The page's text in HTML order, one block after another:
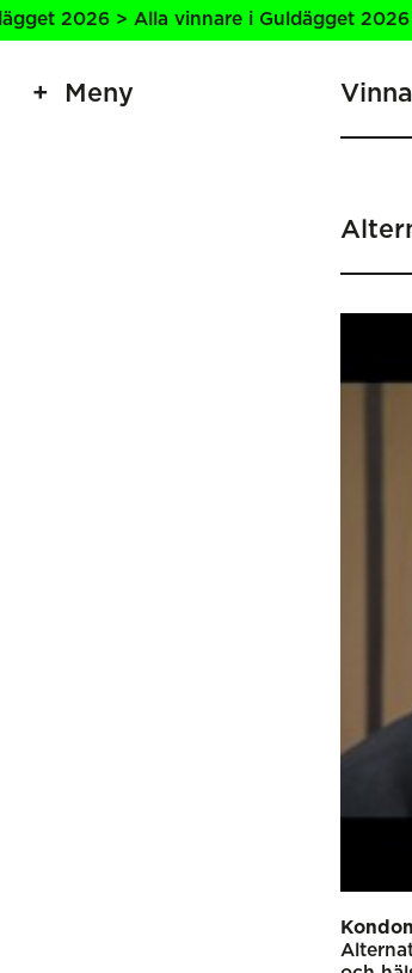
i Guldägget 2026 > Alla vinnare i
Meny